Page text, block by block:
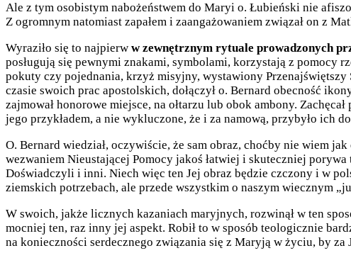
Ale z tym osobistym nabożeństwem do Maryi o. Łubieński nie
Z ogromnym natomiast zapałem i zaangażowaniem związał on z
Wyraziło się to najpierw w zewnętrznym rytuale prowadzonych
posługują się pewnymi znakami, symbolami, korzystają z pomocy
pokuty czy pojednania, krzyż misyjny, wystawiony Przenajświętszy
czasie swoich prac apostolskich, dołączył o. Bernard obecność
zajmował honorowe miejsce, na ołtarzu lub obok ambony.
jego przykładem, a nie wykluczone, że i za namową, przybyło ich
O. Bernard wiedział, oczywiście, że sam obraz, choćby nie wiem
wezwaniem Nieustającej Pomocy jakoś łatwiej i skuteczniej
Doświadczyli i inni. Niech więc ten Jej obraz będzie czczony i w
ziemskich potrzebach, ale przede wszystkim o naszym wiecznym
W swoich, jakże licznych kazaniach maryjnych, rozwinął w ten
mocniej ten, raz inny jej aspekt. Robił to w sposób teologicznie
na konieczności serdecznego związania się z Maryją w życiu, by